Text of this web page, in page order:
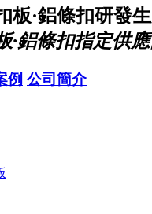
板·鋁條扣研發
·鋁條扣指定供
例 公司簡介